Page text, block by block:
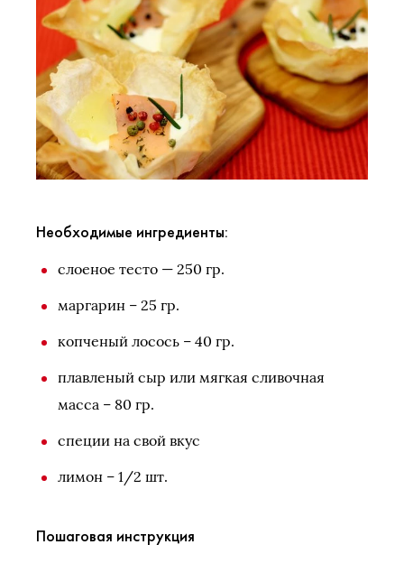
Необходимые ингредиенты:
слоеное тесто — 250 гр.
маргарин – 25 гр.
копченый лосось – 40 гр.
плавленый сыр или мягкая сливочная
масса – 80 гр.
специи на свой вкус
лимон – 1/2 шт.
Пошаговая инструкция